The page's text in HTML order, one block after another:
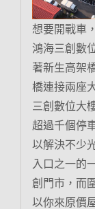
想要開戰車
鴻海三創數
著新生高架
橋連接兩座
三創數位大
超過千個停
以解決不少
入口之一的
創門市，而
以你來原價